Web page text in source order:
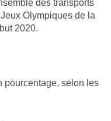
des transports
Olympiques de la
2020.
pourcentage, selon les